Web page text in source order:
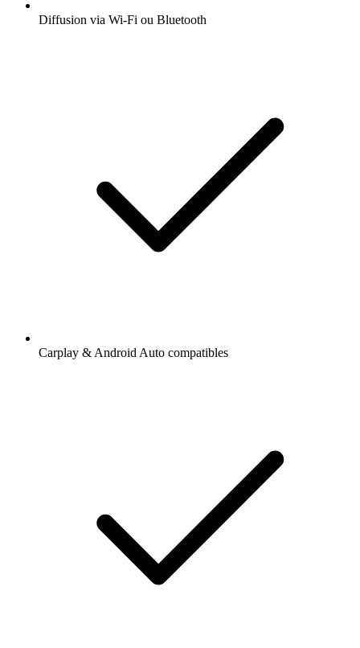
Diffusion via Wi-Fi ou Bluetooth
Carplay & Android Auto compatibles